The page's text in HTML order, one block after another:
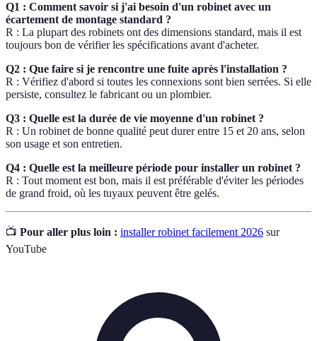
Q1 : Comment savoir si j'ai besoin d'un robinet avec un
écartement de montage standard ?
R : La plupart des robinets ont des dimensions standard, mais il est
toujours bon de vérifier les spécifications avant d'acheter.
Q2 : Que faire si je rencontre une fuite après l'installation ?
R : Vérifiez d'abord si toutes les connexions sont bien serrées. Si elle
persiste, consultez le fabricant ou un plombier.
Q3 : Quelle est la durée de vie moyenne d'un robinet ?
R : Un robinet de bonne qualité peut durer entre 15 et 20 ans, selon
son usage et son entretien.
Q4 : Quelle est la meilleure période pour installer un robinet ?
R : Tout moment est bon, mais il est préférable d'éviter les périodes
de grand froid, où les tuyaux peuvent être gelés.
📺 Pour aller plus loin : installer robinet facilement 2026 sur
YouTube